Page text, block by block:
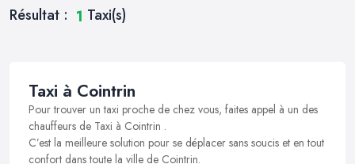
Résultat : 1 Taxi(s)
Taxi à Cointrin
Pour trouver un taxi proche de chez vous, faites appel à un des
chauffeurs de Taxi à Cointrin .
C’est la meilleure solution pour se déplacer sans soucis et en tout
confort dans toute la ville de Cointrin.